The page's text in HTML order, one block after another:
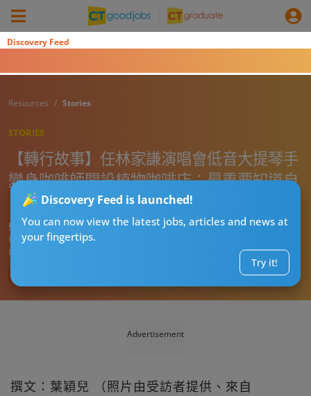
Discovery Feed
Discovery Feed is launched!
You can now view the latest jobs, articles and news at
your fingertips.
Try it!
Resources Stories
STORIES
【轉行故事】任林家謙演唱會低音大提琴手
變身咖啡師開設植物咖啡店：最重要知道自
己嘅定位！
CTgoodjobs’ Editor
Published:2023-11-30
Updated:
Advertisement
撰文：葉穎兒 （照片由受訪者提供、來自